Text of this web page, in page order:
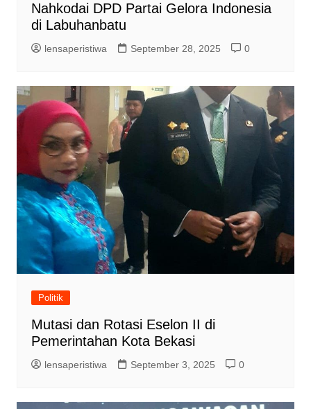
Nahkodai DPD Partai Gelora Indonesia
di Labuhanbatu
lensaperistiwa September 28, 2025 0
Politik
Mutasi dan Rotasi Eselon II di
Pemerintahan Kota Bekasi
lensaperistiwa September 3, 2025 0